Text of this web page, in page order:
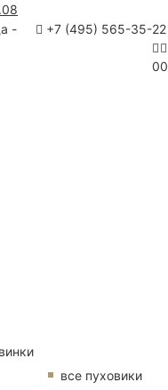
- +7 (495) 565-35-22
00
все пуховики